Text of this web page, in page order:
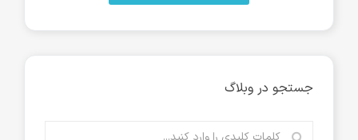
جستجو در وبلاگ